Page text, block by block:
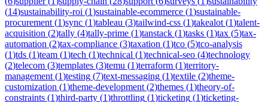
(14)sustainability-roi (1)sustainable-ecommerce (1)sustainable-
procurement (1)sync (1)tableau (3)tailwind-css (1)takealot (1)talent-
acquisition (2)tally (4)tally-prime (1)tanstack (1)tasks (1)tax (5)tax-
automation (2)tax-compliance (3)taxation (1)tco (5)tco-analysis
(1)tds (1)team (1)tech (1)technical (1)technical-seo (4)technology
(2)telecom (3)templates (3)temu (1)terraform (1)territory-
management (1)testing (7)text-messaging (1)textile (2)theme-
customization (1)theme-development (2)themes (1)theory-of-
constraints (1)third-party (1)throttling (1)ticketing (1)ticketing-